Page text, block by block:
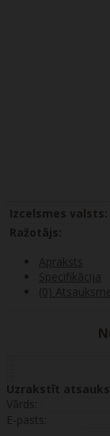
Izcelsmes valsts:
Ražotājs:
Apraksts
Specifikācija
(0)
Uzrakstīt
Vārds:
E-pasts: